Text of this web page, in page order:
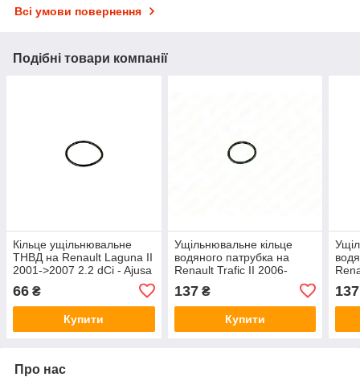
Всі умови повернення
Подібні товари компанії
Кільце ущільнювальне
ТНВД на Renault Laguna II
2001->2007 2.2 dCi - Ajusa
66 ₴
Купити
Ущільнювальне кільце
водяного патрубка на
Renault Trafic II 2006-
16082700
137₴
Купити
137
Про нас